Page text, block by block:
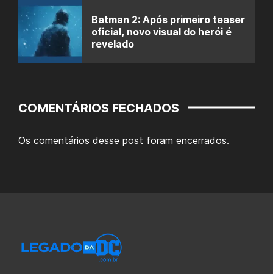
Batman 2: Após primeiro teaser
oficial, novo visual do herói é
revelado
COMENTÁRIOS FECHADOS
Os comentários desse post foram encerrados.